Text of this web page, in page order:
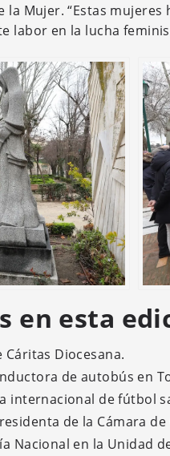
la Mujer. “Estas
labor en la lucha
en esta
Diocesana.
de autobús en
internacional de fútbol
de la Cámara
Nacional en la Unidad